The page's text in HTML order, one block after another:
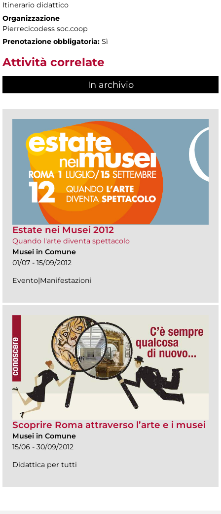
Itinerario didattico
Organizzazione
Pierrecicodess soc.coop
Prenotazione obbligatoria: Sì
Attività correlate
In archivio
Estate nei Musei 2012
Quando l'arte diventa spettacolo
Musei in Comune
01/07 - 15/09/2012
Evento|Manifestazioni
Scoprire Roma attraverso l’arte e i musei
Musei in Comune
15/06 - 30/09/2012
Didattica per tutti